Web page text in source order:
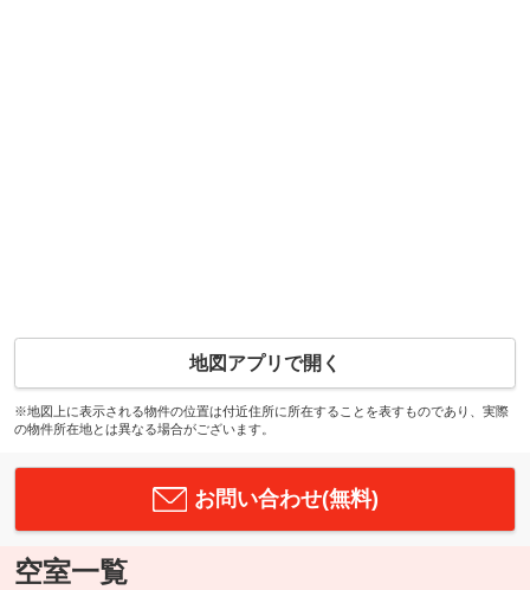
地図アプリで開く
※地図上に表示される物件の位置は付近住所に所在することを表すものであり、実際
の物件所在地とは異なる場合がございます。
お問い合わせ(無料)
空室一覧